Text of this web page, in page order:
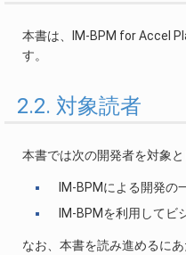
本書は、IM-BPM for Accel
す。
2.2. 対象読者
本書では次の開発者を対象と
IM-BPMによる開発の
IM-BPMを利用してビ
なお、本書を読み進めるに